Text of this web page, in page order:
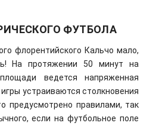
ФУТБОЛА
флорентийского Кальчо мало,
На протяжении 50 минут на
ведется напряженная
устраиваются столкновения
предусмотрено правилами, так
если на футбольное поле